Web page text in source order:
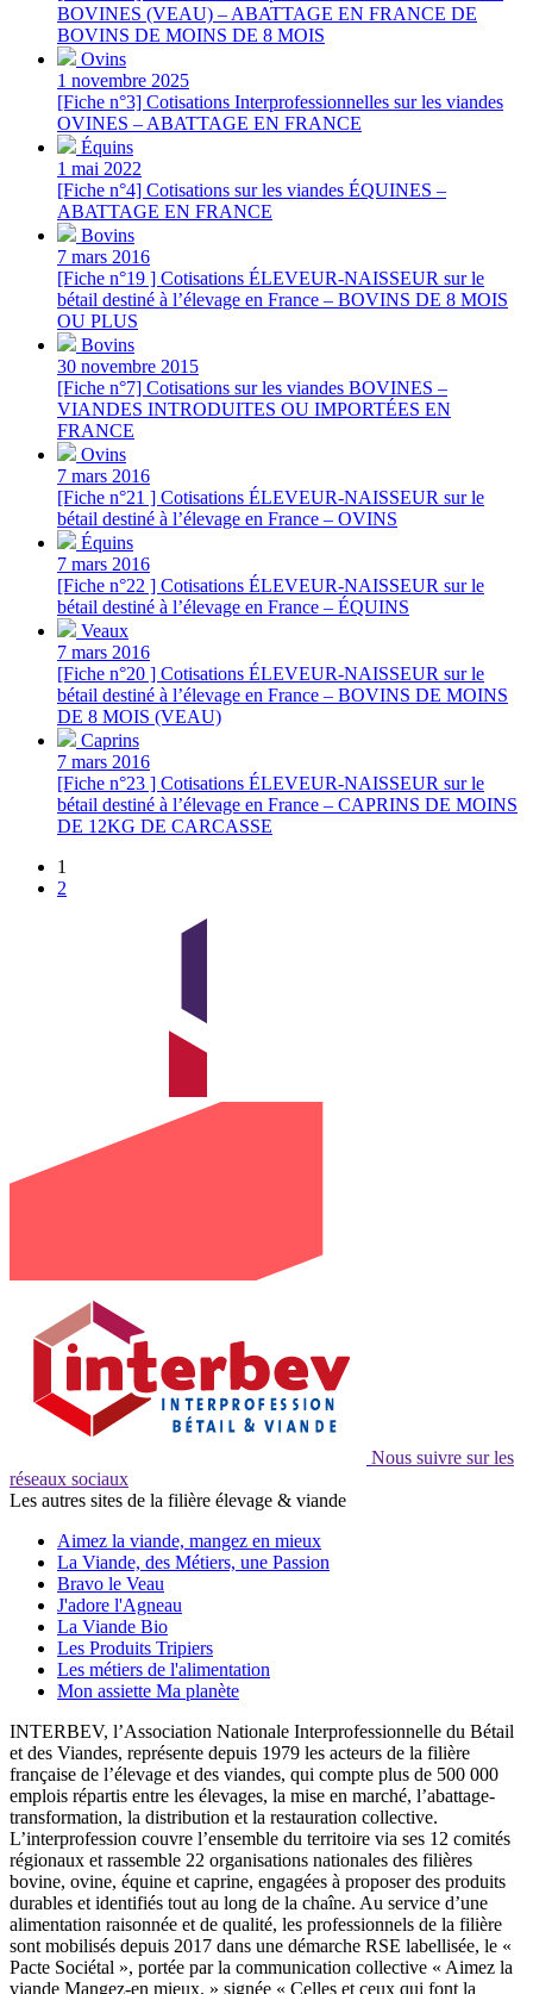
BOVINES (VEAU) – ABATTAGE EN FRANCE DE
BOVINS DE MOINS DE 8 MOIS
Ovins
1 novembre 2025
[Fiche n°3] Cotisations Interprofessionnelles sur les viandes
OVINES – ABATTAGE EN FRANCE
Équins
1 mai 2022
[Fiche n°4] Cotisations sur les viandes ÉQUINES –
ABATTAGE EN FRANCE
Bovins
7 mars 2016
[Fiche n°19 ] Cotisations ÉLEVEUR-NAISSEUR sur le
bétail destiné à l’élevage en France – BOVINS DE 8 MOIS
OU PLUS
Bovins
30 novembre 2015
[Fiche n°7] Cotisations sur les viandes BOVINES –
VIANDES INTRODUITES OU IMPORTÉES EN
FRANCE
Ovins
7 mars 2016
[Fiche n°21 ] Cotisations ÉLEVEUR-NAISSEUR sur le
bétail destiné à l’élevage en France – OVINS
Équins
7 mars 2016
[Fiche n°22 ] Cotisations ÉLEVEUR-NAISSEUR sur le
bétail destiné à l’élevage en France – ÉQUINS
Veaux
7 mars 2016
[Fiche n°20 ] Cotisations ÉLEVEUR-NAISSEUR sur le
bétail destiné à l’élevage en France – BOVINS DE MOINS
DE 8 MOIS (VEAU)
Caprins
7 mars 2016
[Fiche n°23 ] Cotisations ÉLEVEUR-NAISSEUR sur le
bétail destiné à l’élevage en France – CAPRINS DE MOINS
DE 12KG DE CARCASSE
1
2
Nous suivre sur les
réseaux sociaux
Les autres sites de la filière élevage & viande
Aimez la viande, mangez en mieux
La Viande, des Métiers, une Passion
Bravo le Veau
J'adore l'Agneau
La Viande Bio
Les Produits Tripiers
Les métiers de l'alimentation
Mon assiette Ma planète
INTERBEV, l’Association Nationale Interprofessionnelle du Bétail
et des Viandes, représente depuis 1979 les acteurs de la filière
française de l’élevage et des viandes, qui compte plus de 500 000
emplois répartis entre les élevages, la mise en marché, l’abattage-
transformation, la distribution et la restauration collective.
L’interprofession couvre l’ensemble du territoire via ses 12 comités
régionaux et rassemble 22 organisations nationales des filières
bovine, ovine, équine et caprine, engagées à proposer des produits
durables et identifiés tout au long de la chaîne. Au service d’une
alimentation raisonnée et de qualité, les professionnels de la filière
sont mobilisés depuis 2017 dans une démarche RSE labellisée, le «
Pacte Sociétal », portée par la communication collective « Aimez la
viande Mangez-en mieux. » signée « Celles et ceux qui font la